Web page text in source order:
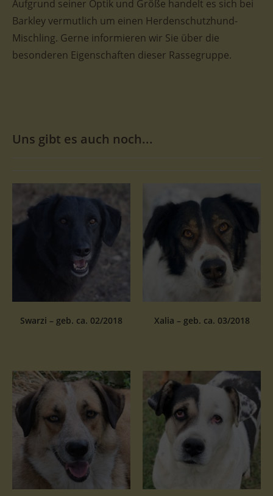
Aufgrund seiner Optik und Größe handelt es sich bei
Barkley vermutlich um einen Herdenschutzhund-
Mischling. Gerne informieren wir Sie über die
besonderen Eigenschaften dieser Rassegruppe.
Uns gibt es auch noch...
Swarzi – geb. ca. 02/2018 Xalia – geb. ca. 03/2018